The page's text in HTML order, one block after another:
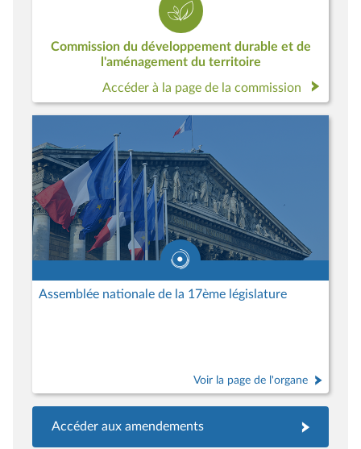
Commission du développement durable et de
l'aménagement du territoire
Accéder à la page de la commission
Assemblée nationale de la 17ème législature
Voir la page de l'organe
Accéder aux amendements